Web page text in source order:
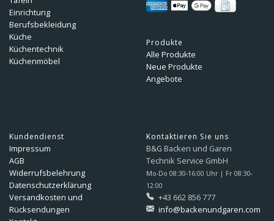
Einrichtung
Berufsbekleidung
Küche
Küchentechnik
Küchenmöbel
Produkte
Alle Produkte
Neue Produkte
Angebote
Kundendienst
Impressum
AGB
Widerrufsbelehrung
Datenschutzerklärung
Versandkosten und
Rücksendungen
Kontaktieren Sie uns
B&G Backen und Garen
Technik Service GmbH
Mo-Do 08:30-16:00 Uhr | Fr 08:30-
12:00
+43 662 856 777
info@backenundgaren.com